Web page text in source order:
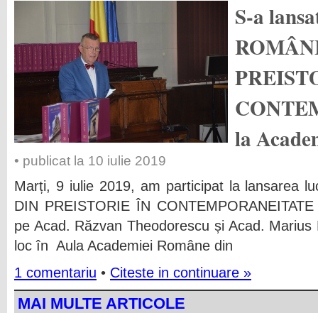
S-a
la
• publicat la 10 iulie 2019
Marți, 9 iulie 2019, am participat la lansarea
DIN PREISTORIE ÎN
pe Acad. Răzvan Theodorescu și Acad.
loc în Aula Academiei Române din
1 comentariu • Citeste in continuare »
MAI MULTE ARTICOLE